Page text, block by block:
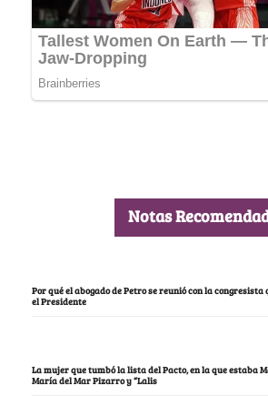
Notas
Por qué el abogado de Petro se reunió con la
el Presidente
La mujer que tumbó la lista del Pacto, en la que estaba
María del Mar Pizarro y “Lalis